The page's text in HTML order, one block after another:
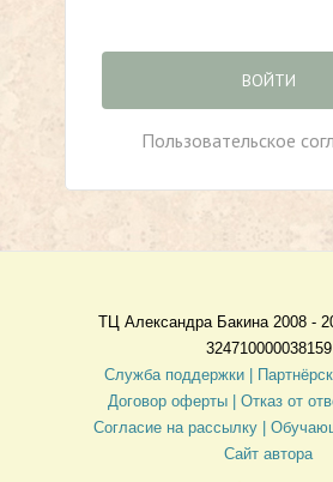
ВОЙТИ
Пользовательское
ТЦ Александра Бакина 2008 -
324710000038159
Служба поддержки |
Договор оферты
| Отказ от
Согласие на рассылку |
Сайт автора